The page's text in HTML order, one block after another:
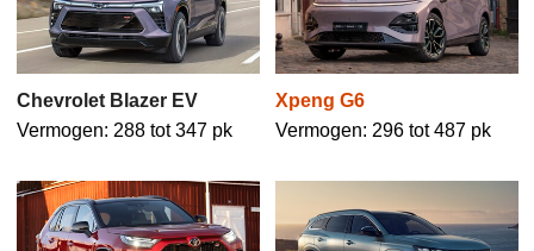
Chevrolet Blazer EV
Vermogen: 288 tot 347 pk
Xpeng G6
Vermogen: 296 tot 487 pk